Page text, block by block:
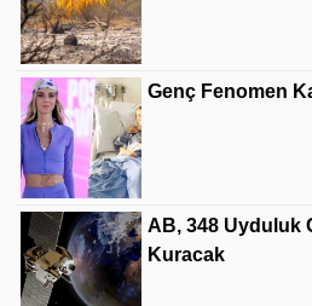
Genç Fenomen
AB, 348 Uyduluk
Kuracak